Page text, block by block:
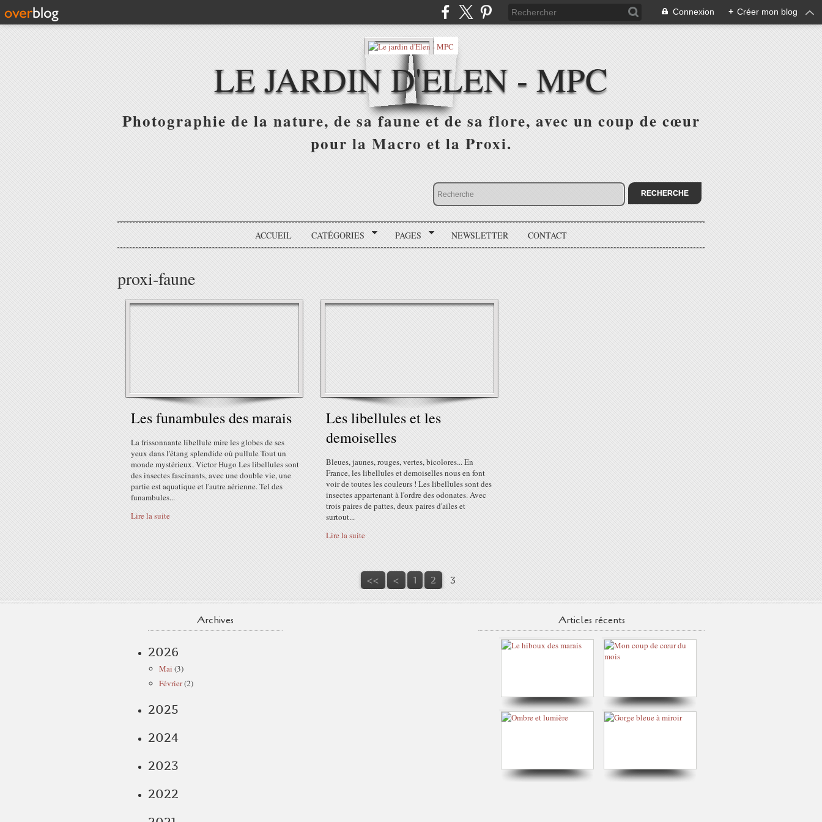
Connexion + Créer mon blog
LE JARDIN D'ELEN - MPC
Photographie de la nature, de sa faune et de sa flore, avec un coup de cœur
pour la Macro et la Proxi.
ACCUEIL CATÉGORIES PAGES NEWSLETTER CONTACT
proxi-faune
Les funambules des marais
La frissonnante libellule mire les globes de ses
yeux dans l'étang splendide où pullule Tout un
monde mystérieux. Victor Hugo Les libellules sont
des insectes fascinants, avec une double vie, une
partie est aquatique et l'autre aérienne. Tel des
funambules...
Lire la suite
Les libellules et les
demoiselles
Bleues, jaunes, rouges, vertes, bicolores... En
France, les libellules et demoiselles nous en font
voir de toutes les couleurs ! Les libellules sont des
insectes appartenant à l'ordre des odonates. Avec
trois paires de pattes, deux paires d'ailes et
surtout...
Lire la suite
<< < 1 2 3
Archives
2026
Mai (3)
Février(2)
2025
2024
2023
2022
Articles récents